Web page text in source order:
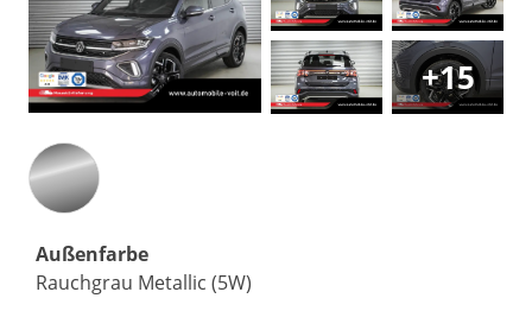
+15
Außenfarbe
Rauchgrau Metallic (5W)